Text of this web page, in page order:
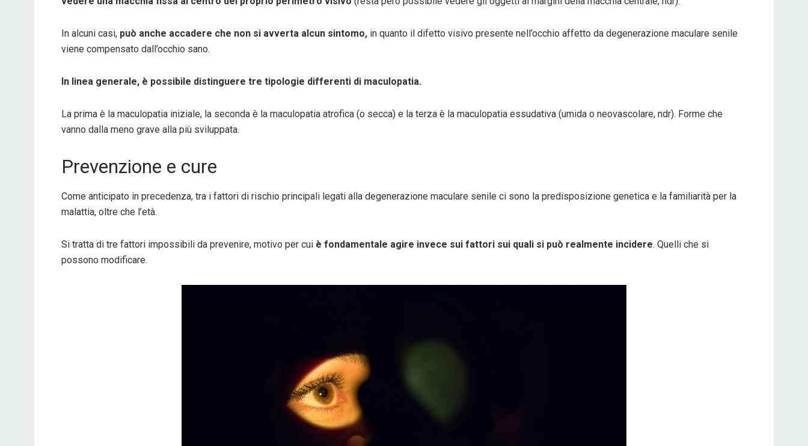
In alcuni casi, può anche accadere che non si avverta alcun sintomo, in quanto il difetto visivo presente nell’occhio affetto da degenerazione maculare senile
viene compensato dall’occhio sano.
In linea generale, è possibile distinguere tre tipologie differenti di maculopatia.
La prima è la maculopatia iniziale, la seconda è la maculopatia atrofica (o secca) e la terza è la maculopatia essudativa (umida o neovascolare, ndr). Forme che
vanno dalla meno grave alla più sviluppata.
Prevenzione e cure
Come anticipato in precedenza, tra i fattori di rischio principali legati alla degenerazione maculare senile ci sono la predisposizione genetica e la familiarità per la
malattia, oltre che l’età.
Si tratta di tre fattori impossibili da prevenire, motivo per cui è fondamentale agire invece sui fattori sui quali si può realmente incidere. Quelli che si
possono modificare.